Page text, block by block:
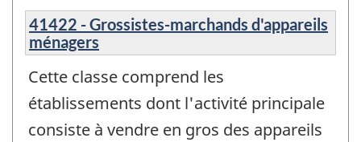
41422 - Grossistes-marchands d'appareils
ménagers
Cette classe comprend les
établissements dont l'activité principale
consiste à vendre en gros des appareils